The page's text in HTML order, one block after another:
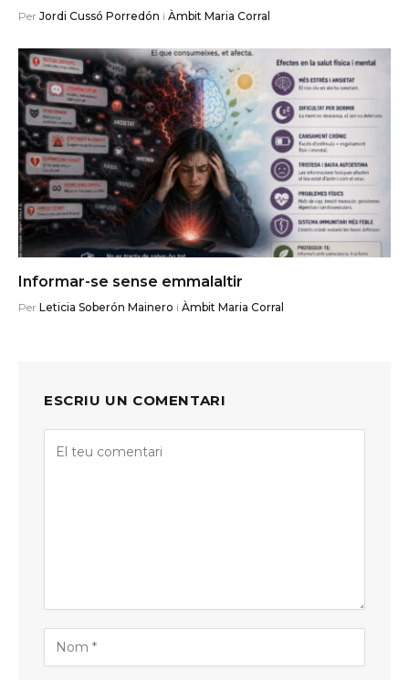
Per Jordi Cussó Porredón i Àmbit Maria Corral
Informar-se sense emmalaltir
Per Leticia Soberón Mainero i Àmbit Maria Corral
ESCRIU UN COMENTARI